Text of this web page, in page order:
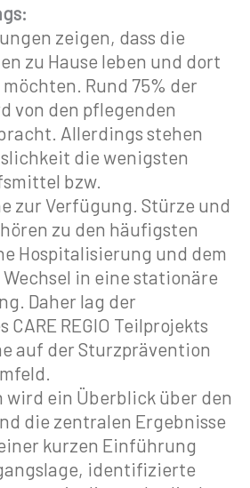
zeigen, dass die
zu Hause leben und dort
Rund 75% der
von den pflegenden
Allerdings stehen
die wenigsten
bzw.
zur Verfügung. Stürze und
zu den häufigsten
Hospitalisierung und dem
in eine stationäre
Daher lag der
REGIO Teilprojekts
auf der Sturzprävention
wird ein Überblick über den
die zentralen Ergebnisse
kurzen Einführung
identifizierte